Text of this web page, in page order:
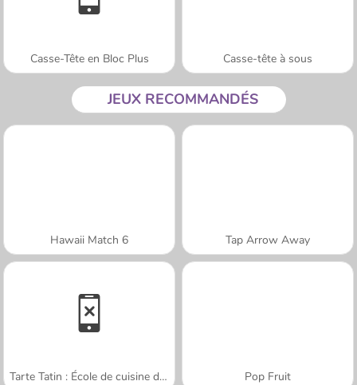
Casse-Tête en Bloc Plus Casse-tête à sous
JEUX RECOMMANDÉS
Hawaii Match 6 Tap Arrow Away
Tarte Tatin : École de cuisine de Sara Pop Fruit